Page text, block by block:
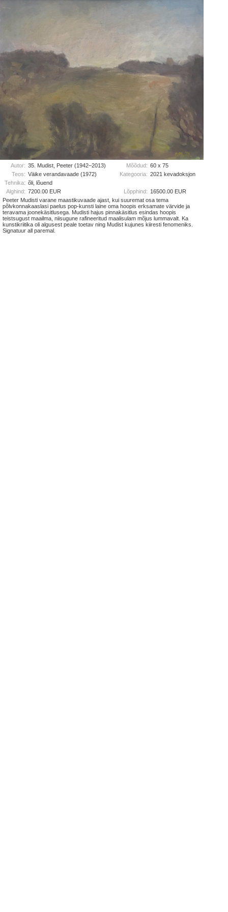
Autor: 35. Mudist, Peeter (1942–2013) Mõõdud: 60 x 75
Teos: Väike verandavaade (1972) Kategooria: 2021 kevadoksjon
Tehnika: õli, lõuend
Alghind: 7200.00 EUR Lõpphind: 16500.00 EUR
Peeter Mudisti varane maastikuvaade ajast, kui suuremat osa tema
põlvkonnakaaslasi paelus pop-kunsti laine oma hoopis erksamate värvide ja
teravama joonekäsitlusega. Mudisti hajus pinnakäsitlus esindas hoopis
teistsugust maailma, niisugune rafineeritud maalisulam mõjus lummavalt. Ka
kunstikriitika oli algusest peale toetav ning Mudist kujunes kiiresti fenomeniks.
Signatuur all paremal.